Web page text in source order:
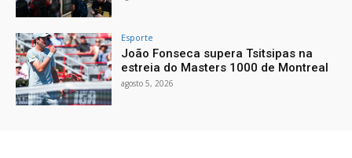
Esporte
João Fonseca supera Tsitsipas na
estreia do Masters 1000 de Montreal
agosto 5, 2026